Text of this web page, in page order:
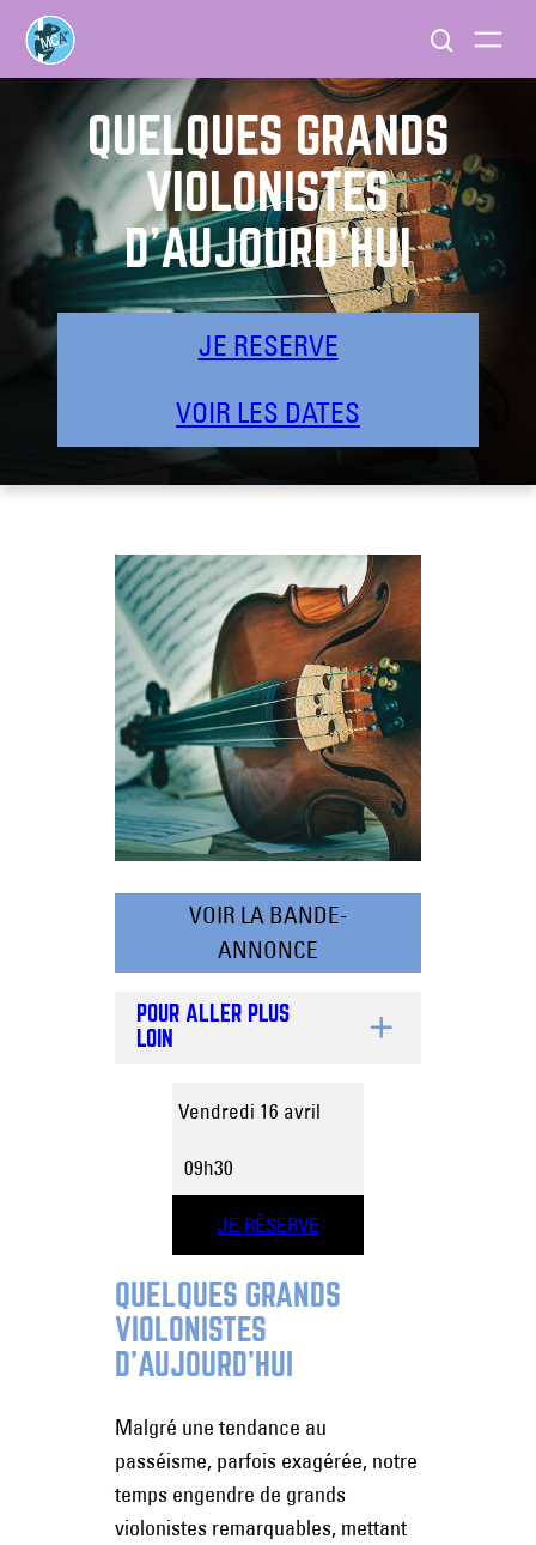
QUELQUES GRANDS
VIOLONISTES
D’AUJOURD’HUI
JE RESERVE
VOIR LES DATES
VOIR LA BANDE-
ANNONCE
POUR ALLER PLUS
LOIN
Vendredi 16 avril
09h30
JE RÉSERVE
QUELQUES GRANDS
VIOLONISTES
D’AUJOURD’HUI
Malgré une tendance au
passéisme, parfois exagérée, notre
temps engendre de grands
violonistes remarquables, mettant